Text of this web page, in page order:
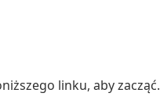
linku, aby zacząć.